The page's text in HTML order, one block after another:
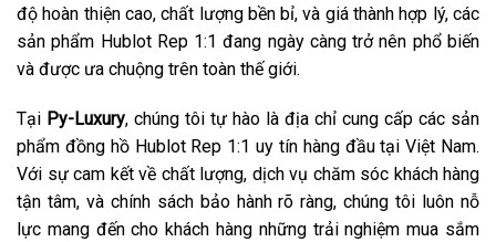
độ hoàn thiện cao, chất lượng bền bỉ, và giá thành hợp lý, các
sản phẩm Hublot Rep 1:1 đang ngày càng trở nên phổ biến
và được ưa chuộng trên toàn thế giới.
Tại Py-Luxury, chúng tôi tự hào là địa chỉ cung cấp các sản
phẩm đồng hồ Hublot Rep 1:1 uy tín hàng đầu tại Việt Nam.
Với sự cam kết về chất lượng, dịch vụ chăm sóc khách hàng
tận tâm, và chính sách bảo hành rõ ràng, chúng tôi luôn nỗ
lực mang đến cho khách hàng những trải nghiệm mua sắm